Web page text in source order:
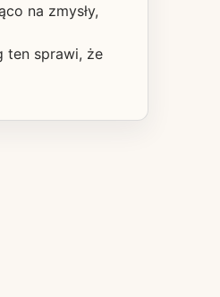
na zmysły,
ten sprawi, że